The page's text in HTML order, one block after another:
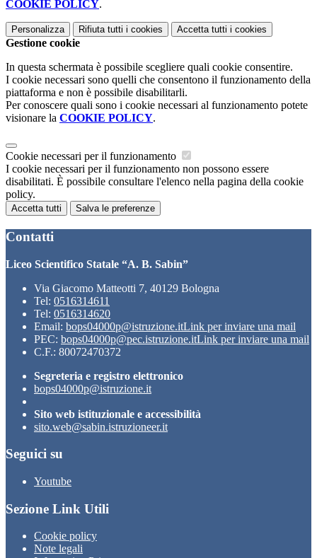
COOKIE POLICY.
Personalizza Rifiuta tutti i cookies Accetta tutti i cookies
Gestione cookie
In questa schermata è possibile scegliere quali cookie consentire.
I cookie necessari sono quelli che consentono il funzionamento della
piattaforma e non è possibile disabilitarli.
Per conoscere quali sono i cookie necessari al funzionamento potete
visionare la COOKIE POLICY.
Cookie necessari per il funzionamento
I cookie necessari per il funzionamento non possono essere
disabilitati. È possibile consultare l'elenco nella pagina della cookie
policy.
Accetta tutti Salva le preferenze
Contatti
Liceo Scientifico Statale “A. B. Sabin”
Via Giacomo Matteotti 7, 40129 Bologna
Tel: 0516314611
Tel: 0516314620
Email: bops04000p@istruzione.itLink per inviare una mail
PEC: bops04000p@pec.istruzione.itLink per inviare una mail
C.F.: 80072470372
Segreteria e registro elettronico
bops04000p@istruzione.it
Sito web istituzionale e accessibilità
sito.web@sabin.istruzioneer.it
Seguici su
Youtube
Sezione Link Utili
Cookie policy
Note legali